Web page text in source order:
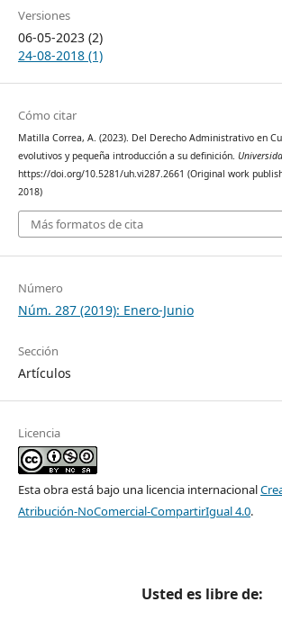
Versiones
06-05-2023 (2)
24-08-2018 (1)
Cómo citar
Matilla Correa, A. (2023). Del Derecho Administrativo en
evolutivos y pequeña introducción a su definición.
https://doi.org/10.5281/uh.vi287.2661 (Original work
2018)
Más formatos de cita
Número
Núm. 287 (2019): Enero-Junio
Sección
Artículos
Licencia
Esta obra está bajo una licencia internacional
Atribución-NoComercial-CompartirIgual 4.0.
Usted es libre de: